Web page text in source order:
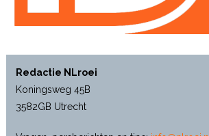
Redactie NLroei
Koningsweg 45B
3582GB Utrecht